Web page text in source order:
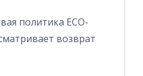
политика ECO-
возврат